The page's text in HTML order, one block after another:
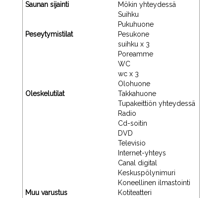
Saunan sijainti
Mökin yhteydessä
Peseytymistilat
Suihku
Pukuhuone
Pesukone
suihku x 3
Poreamme
WC
wc x 3
Oleskelutilat
Olohuone
Takkahuone
Tupakeittiön yhteydessä
Muu varustus
Radio
Cd-soitin
DVD
Televisio
Internet-yhteys
Canal digital
Keskuspölynimuri
Koneellinen ilmastointi
Kotiteatteri